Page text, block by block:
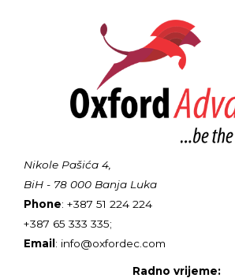
Nikole Pašića 4,
BiH - 78 000 Banja Luka
Phone: +387 51 224 224
+387 65 333 335;
Email: info@oxfordec.com
Radno vrijeme: